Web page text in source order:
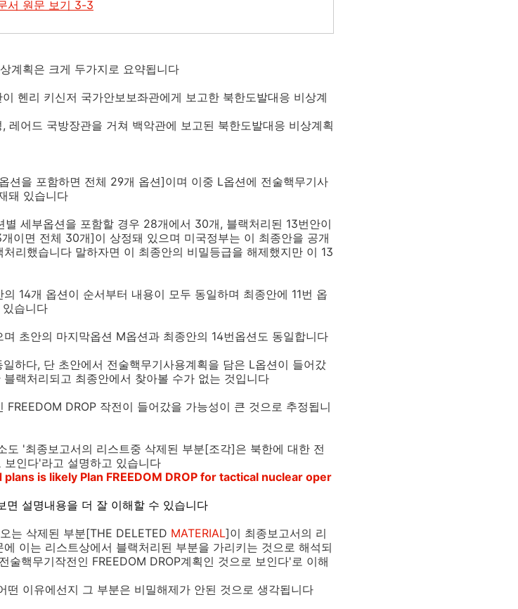
서 원문 보기 3-3
계획은 크게 두가지로 요약됩니다
헨리 키신저 국가안보보좌관에게 보고한 북한도발대응 비상계
어드 국방장관을 거쳐 백악관에 보고된 북한도발대응 비상계획
션을 포함하면 전체 29개 옵션]이며 이중 L옵션에 전술핵무기사
돼 있습니다
세부옵션을 포함할 경우 28개에서 30개, 블랙처리된 13번안이
이면 전체 30개]이 상정돼 있으며 미국정부는 이 최종안을 공개
리했습니다 말하자면 이 최종안의 비밀등급을 해제했지만 이 13
14개 옵션이 순서부터 내용이 모두 동일하며 최종안에 11번 옵
습니다
초안의 마지막옵션 M옵션과 최종안의 14번옵션도 동일합니다
하다, 단 초안에서 전술핵무기사용계획을 담은 L옵션이 들어갔
랙처리되고 최종안에서 찾아볼 수가 없는 것입니다
DROP 작전이 들어갔을 가능성이 큰 것으로 추정됩니
도 '최종보고서의 리스트중 삭제된 부분[조각]은 북한에 대한 전
보인다'라고 설명하고 있습니다
is likely Plan FREEDOM DROP for tactical nuclear oper
면 설명내용을 더 잘 이해할 수 있습니다
는 삭제된 부분[THE DELETED MATERIAL]이 최종보고서의 리
이는 리스트상에서 블랙처리된 부분을 가리키는 것으로 해석되
핵무기작전인 FREEDOM DROP계획인 것으로 보인다'로 이해
떤 이유에선지 그 부분은 비밀해제가 안된 것으로 생각됩니다